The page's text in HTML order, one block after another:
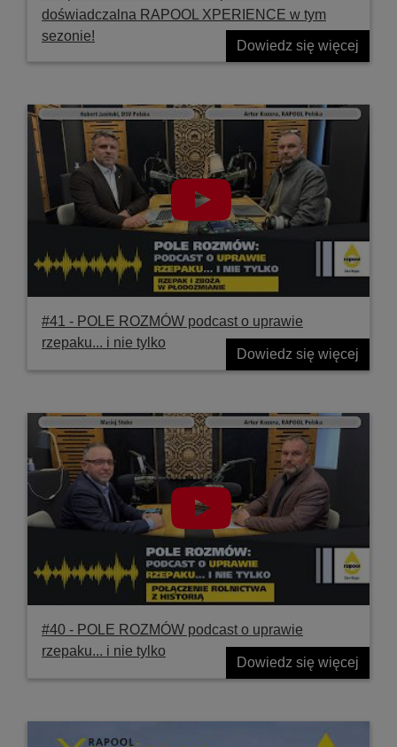
doświadczalna RAPOOL XPERIENCE w tym
sezonie!
Dowiedz się więcej
#41 ‐ POLE ROZMÓW podcast o uprawie
rzepaku... i nie tylko
Dowiedz się więcej
#40 ‐ POLE ROZMÓW podcast o uprawie
rzepaku... i nie tylko
Dowiedz się więcej